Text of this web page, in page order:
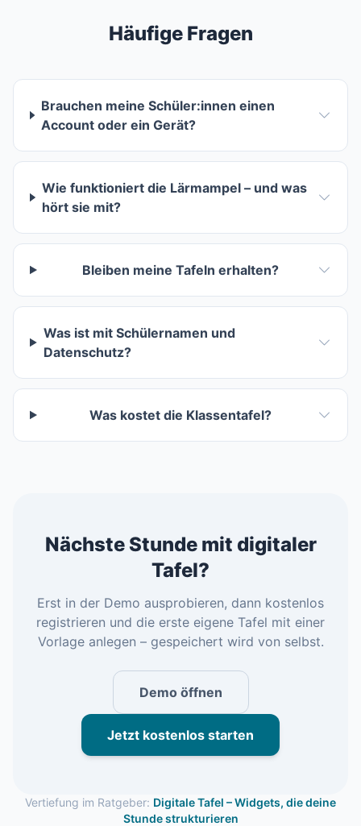
Häufige Fragen
Brauchen meine Schüler:innen einen
Account oder ein Gerät?
Wie funktioniert die Lärmampel – und was
hört sie mit?
Bleiben meine Tafeln erhalten?
Was ist mit Schülernamen und
Datenschutz?
Was kostet die Klassentafel?
Nächste Stunde mit digitaler
Tafel?
Erst in der Demo ausprobieren, dann kostenlos
registrieren und die erste eigene Tafel mit einer
Vorlage anlegen – gespeichert wird von selbst.
Demo öffnen
Jetzt kostenlos starten
Vertiefung im Ratgeber: Digitale Tafel – Widgets, die deine
Stunde strukturieren